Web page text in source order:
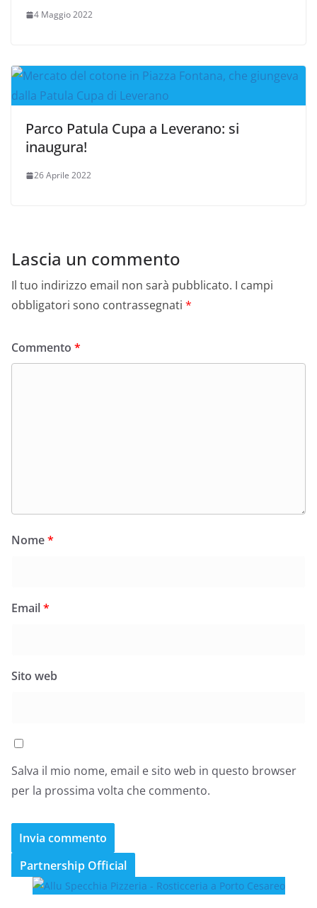
4 Maggio 2022
Parco Patula Cupa a Leverano: si
inaugura!
26 Aprile 2022
Lascia un commento
Il tuo indirizzo email non sarà pubblicato. I campi
obbligatori sono contrassegnati *
Commento *
Nome*
Email*
Sito web
Salva il mio nome, email e sito web in questo browser
per la prossima volta che commento.
Partnership Official